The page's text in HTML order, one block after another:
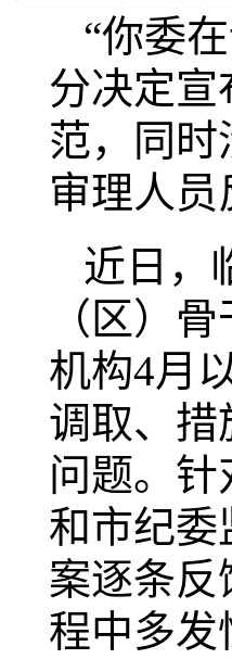
“你委
分决定
范，同
审理人员
近日，
（区）
机构4月
调取、措
问题。
和市纪委
案逐条
程中多发